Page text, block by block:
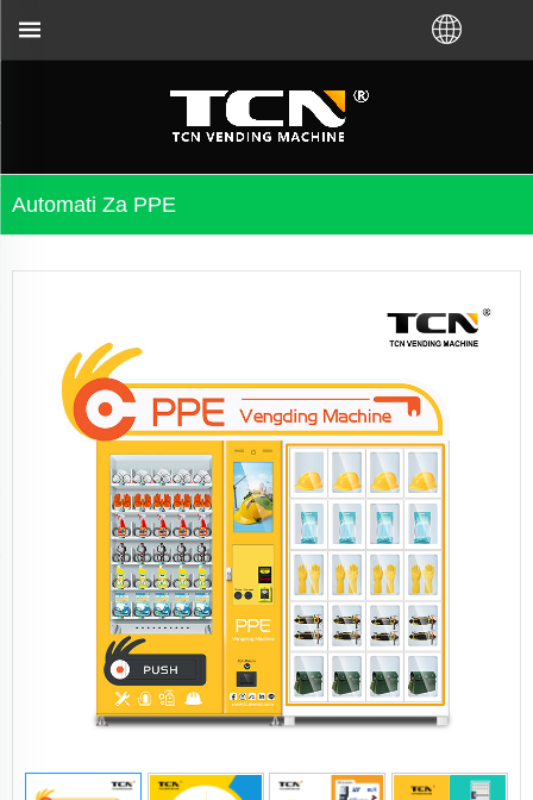
Automati Za PPE
i rješavanje problema bez obzira jeste li